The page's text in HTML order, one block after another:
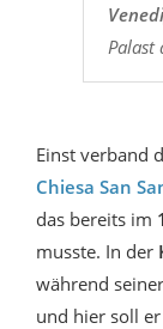
Palast
Einst verband
Chiesa San
das bereits im
musste. In der
während
und hier soll